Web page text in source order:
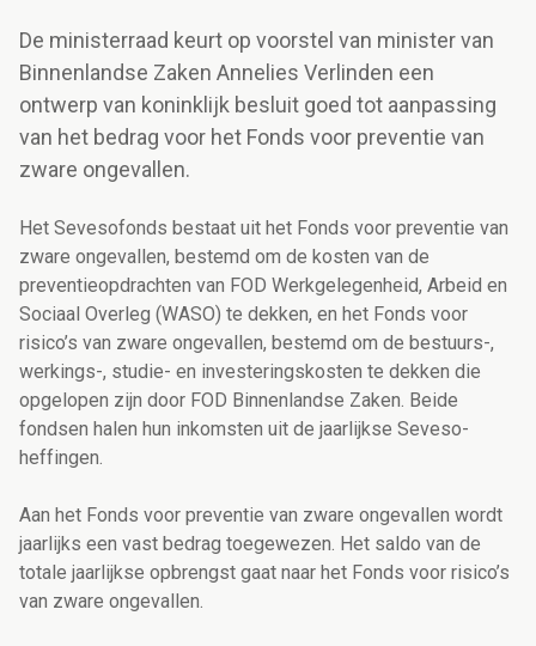
De ministerraad keurt op voorstel van minister van
Binnenlandse Zaken Annelies Verlinden een
ontwerp van koninklijk besluit goed tot aanpassing
van het bedrag voor het Fonds voor preventie van
zware ongevallen.
Het Sevesofonds bestaat uit het Fonds voor preventie van
zware ongevallen, bestemd om de kosten van de
preventieopdrachten van FOD Werkgelegenheid, Arbeid en
Sociaal Overleg (WASO) te dekken, en het Fonds voor
risico’s van zware ongevallen, bestemd om de bestuurs-,
werkings-, studie- en investeringskosten te dekken die
opgelopen zijn door FOD Binnenlandse Zaken. Beide
fondsen halen hun inkomsten uit de jaarlijkse Seveso-
heffingen.
Aan het Fonds voor preventie van zware ongevallen wordt
jaarlijks een vast bedrag toegewezen. Het saldo van de
totale jaarlijkse opbrengst gaat naar het Fonds voor risico’s
van zware ongevallen.